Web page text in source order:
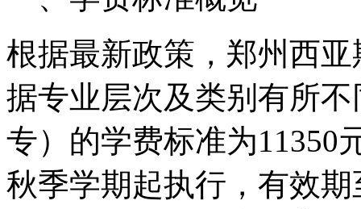
根据最新政策，郑州西
据专业层次及类别有所
专）的学费标准为11350
秋季学期起执行，有效